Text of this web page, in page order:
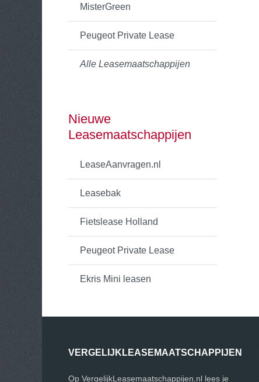
MisterGreen
Peugeot Private Lease
Alle Leasemaatschappijen
Nieuwe
Leasemaatschappijen
LeaseAanvragen.nl
Leasebak
Fietslease Holland
Peugeot Private Lease
Ekris Mini leasen
VERGELIJKLEASEMAATSCHAPPIJEN
Op VergelijkLeasemaatschappijen.nl lees je